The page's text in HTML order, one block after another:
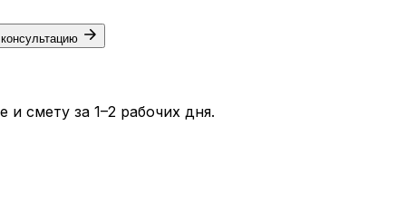
смету за 1–2 рабочих дня.